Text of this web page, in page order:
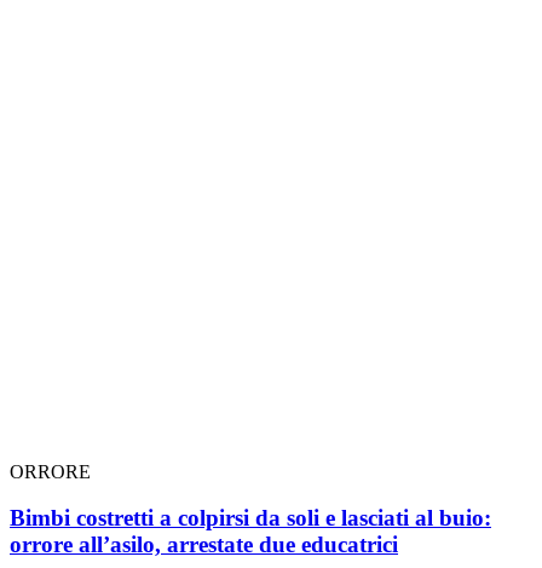
ORRORE
Bimbi costretti a colpirsi da soli e lasciati al buio:
orrore all’asilo, arrestate due educatrici